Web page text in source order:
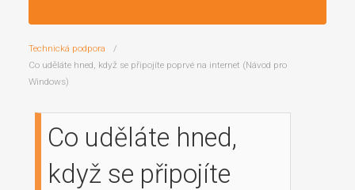
Technická podpora
Co uděláte hned, když se připojíte poprvé na internet (Návod pro
Windows)
Co uděláte hned,
když se připojíte